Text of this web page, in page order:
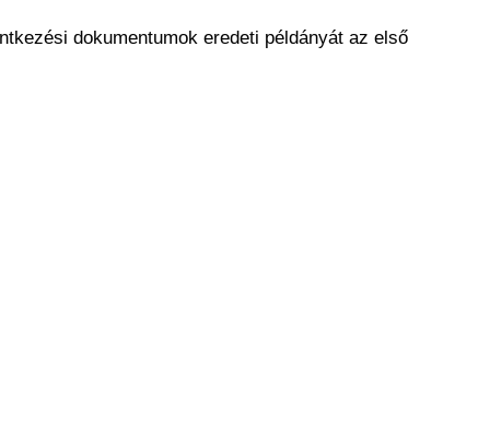
dokumentumok eredeti példányát az első